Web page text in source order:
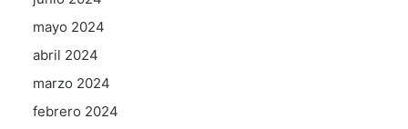
mayo 2024
abril 2024
marzo 2024
febrero 2024